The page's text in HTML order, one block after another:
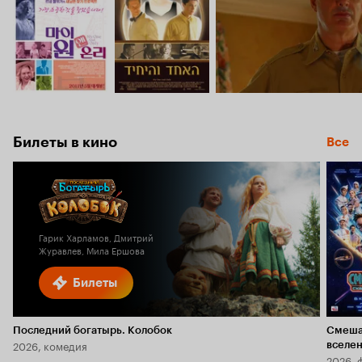
Билеты в кино Все
Билеты
Гарик Харламов, Дмитрий
Журавлев, Мила Ершова
Последний богатырь. Колобок
2026, комедия